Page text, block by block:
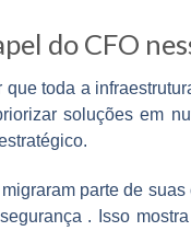
do CFO
que toda a
soluções em
parte de
. Isso